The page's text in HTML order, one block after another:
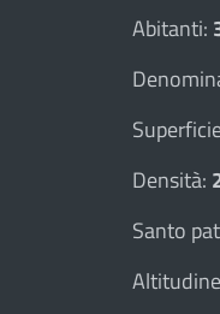
Abitanti:
Densità:
Santo